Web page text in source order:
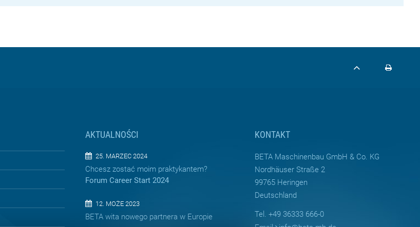
AKTUALNOŚCI
25. MARZEC 2024
Chcesz zostać moim praktykantem?
Forum Career Start 2024
12. MOŻE 2023
BETA wita nowego partnera w Europie
KONTAKT
BETA Maschinenbau GmbH & Co. KG
Nordhäuser Straße 2
99765 Heringen
Deutschland
Tel. +49 36333 666-0